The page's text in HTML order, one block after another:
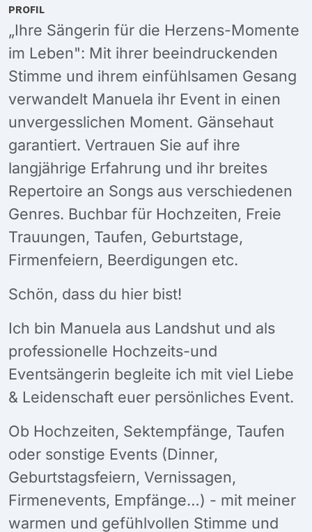
PROFIL
„Ihre Sängerin für die Herzens-Momente
im Leben": Mit ihrer beeindruckenden
Stimme und ihrem einfühlsamen Gesang
verwandelt Manuela ihr Event in einen
unvergesslichen Moment. Gänsehaut
garantiert. Vertrauen Sie auf ihre
langjährige Erfahrung und ihr breites
Repertoire an Songs aus verschiedenen
Genres. Buchbar für Hochzeiten, Freie
Trauungen, Taufen, Geburtstage,
Firmenfeiern, Beerdigungen etc.
Schön, dass du hier bist!
Ich bin Manuela aus Landshut und als
professionelle Hochzeits-und
Eventsängerin begleite ich mit viel Liebe
& Leidenschaft euer persönliches Event.
Ob Hochzeiten, Sektempfänge, Taufen
oder sonstige Events (Dinner,
Geburtstagsfeiern, Vernissagen,
Firmenevents, Empfänge…) - mit meiner
warmen und gefühlvollen Stimme und